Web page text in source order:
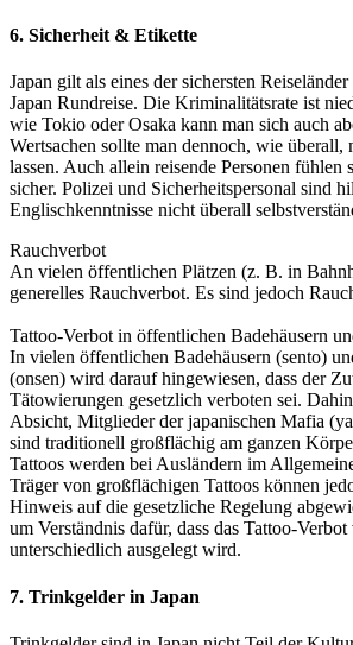
6. Sicherheit & Etikette
Japan gilt als eines der sichersten
Japan Rundreise. Die Kriminalitätsrate ist
wie Tokio oder Osaka kann man sich auch
Wertsachen sollte man dennoch, wie überall,
lassen. Auch allein reisende Personen fühlen
sicher. Polizei und Sicherheitspersonal sind
Englischkenntnisse nicht überall
Rauchverbot
An vielen öffentlichen Plätzen (z. B. in
generelles Rauchverbot. Es sind jedoch
Tattoo-Verbot in öffentlichen Badehäusern
In vielen öffentlichen Badehäusern (sento)
(onsen) wird darauf hingewiesen, dass der
Tätowierungen gesetzlich verboten sei.
Absicht, Mitglieder der japanischen Mafia
sind traditionell großflächig am ganzen
Tattoos werden bei Ausländern im
Träger von großflächigen Tattoos können
Hinweis auf die gesetzliche Regelung
um Verständnis dafür, dass das Tattoo-
unterschiedlich ausgelegt wird.
7. Trinkgelder in Japan